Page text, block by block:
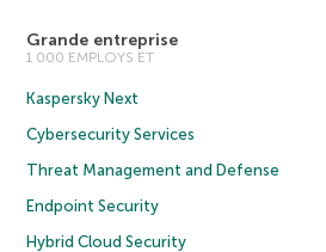
Grande entreprise
1 000 EMPLOYS ET
Kaspersky Next
Cybersecurity Services
Threat Management and Defense
Endpoint Security
Hybrid Cloud Security